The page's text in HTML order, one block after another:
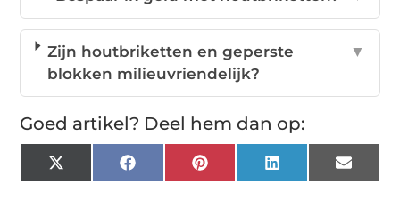
Zijn houtbriketten en geperste
blokken milieuvriendelijk?
▼
Goed artikel? Deel hem dan op:
X
(Twitter)
FacebookPinterestLinkedInEmail